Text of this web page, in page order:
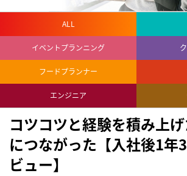
ALL
イベントプランニング
フードプランナー
エンジニア
コツコツと経験を積み上
につながった【入社後1年
ビュー】